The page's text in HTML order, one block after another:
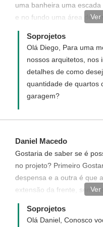
uma banheira uma
e no fundo uma área de
churrasqueira
Ver
Soprojetos
Olá Diego, Para uma
nossos arquitetos, nos
detalhes de como
quantidade de quartos
garagem?
Daniel Macedo
Gostaria de saber se é
no projeto? Primeiro
despensa e a outra é que
extensão da frente, sem o
superior esquerdo. E se o
engenheiro responsavel
Ver
Soprojetos
Olá Daniel, Conosco